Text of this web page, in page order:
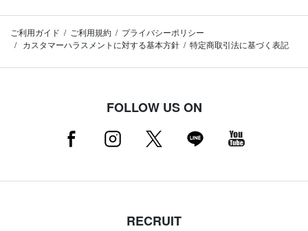
ご利用ガイド ご利用規約
プライバシーポリシー
カスタマーハラスメントに対する基本方針
特定商取引法に基づく表記
FOLLOW US ON
RECRUIT